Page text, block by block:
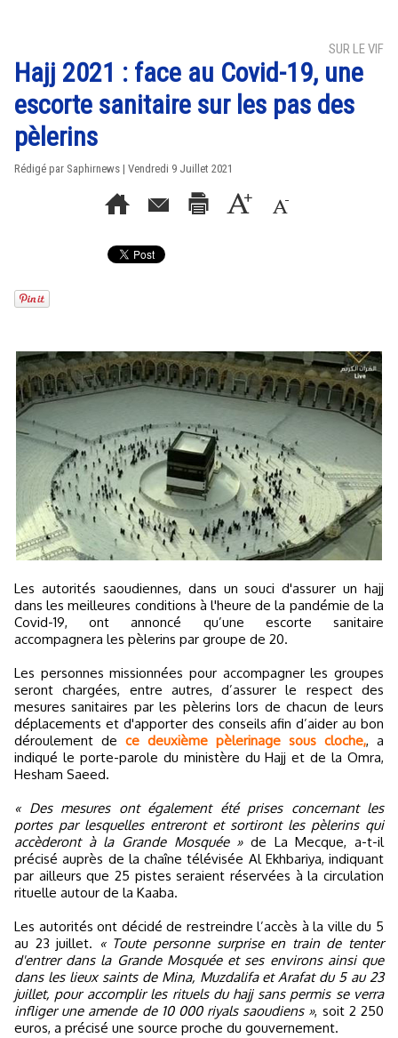
SUR LE VIF
Hajj 2021 : face au Covid-19, une
escorte sanitaire sur les pas des
pèlerins
Rédigé par Saphirnews | Vendredi 9 Juillet 2021
Les autorités saoudiennes, dans un souci d'assurer un hajj
dans les meilleures conditions à l'heure de la pandémie de la
Covid-19, ont annoncé qu’une escorte sanitaire
accompagnera les pèlerins par groupe de 20.
Les personnes missionnées pour accompagner les groupes
seront chargées, entre autres, d’assurer le respect des
mesures sanitaires par les pèlerins lors de chacun de leurs
déplacements et d'apporter des conseils afin d’aider au bon
déroulement de ce deuxième pèlerinage sous cloche,, a
indiqué le porte-parole du ministère du Hajj et de la Omra,
Hesham Saeed.
« Des mesures ont également été prises concernant les
portes par lesquelles entreront et sortiront les pèlerins qui
accèderont à la Grande Mosquée »de La Mecque, a-t-il
précisé auprès de la chaîne télévisée Al Ekhbariya, indiquant
par ailleurs que 25 pistes seraient réservées à la circulation
rituelle autour de la Kaaba.
Les autorités ont décidé de restreindre l’accès à la ville du 5
au 23 juillet. « Toute personne surprise en train de tenter
d'entrer dans la Grande Mosquée et ses environs ainsi que
dans les lieux saints de Mina, Muzdalifa et Arafat du 5 au 23
juillet, pour accomplir les rituels du hajj sans permis se verra
infliger une amende de 10 000 riyals saoudiens », soit 2 250
euros, a précisé une source proche du gouvernement.